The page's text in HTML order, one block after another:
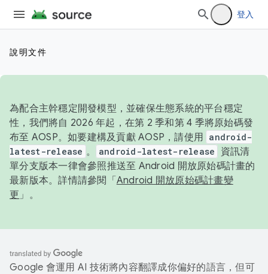
登入
說明文件
為配合主幹穩定開發模型，並確保生態系統的平台穩定
性，我們將自 2026 年起，在第 2 季和第 4 季將原始碼發
布至 AOSP。如要建構及貢獻 AOSP，請使用 android-
latest-release 。 android-latest-release
資訊清
單分支版本一律會參照推送至 Android 開放原始碼計畫的
最新版本。詳情請參閱「 Android 開放原始碼計畫變
更 」。
Google 會運用 AI 技術將內容翻譯成你偏好的語言，但可